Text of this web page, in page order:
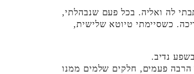
לה ואליה. בכל פעם שנבהלתי,
כשסיימתי טיוטא שלישית,
נדיב.
הרבה פעמים, חלקים שלמים ממנו